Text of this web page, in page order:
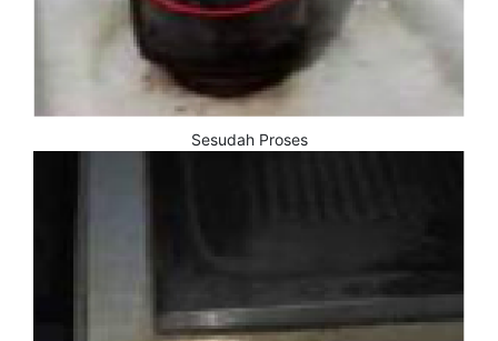
Sesudah Proses